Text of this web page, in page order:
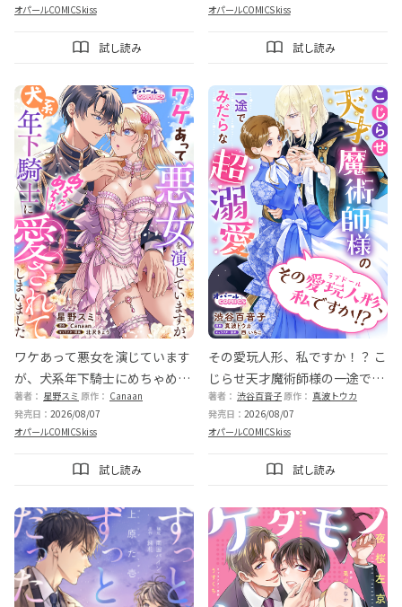
オパールCOMICS kiss
試し読み
オパールCOMICS kiss
試し読み
ワケあって悪女を演じています
が、犬系年下騎士にめちゃめち
ゃ愛されてしまいました
著者： 星野スミ 原作： Canaan
発売日： 2026/08/07
オパールCOMICS kiss
試し読み
その愛玩人形、私ですか！？ こ
じらせ天才魔術師様の一途でみ
だらな超溺愛
著者： 渋谷百音子 原作： 真波トウカ
発売日： 2026/08/07
オパールCOMICS kiss
試し読み